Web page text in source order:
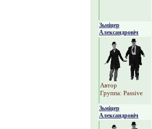
Зьміцер
Александровіч
Автор
Группа: Passive
Зьміцер
Александровіч